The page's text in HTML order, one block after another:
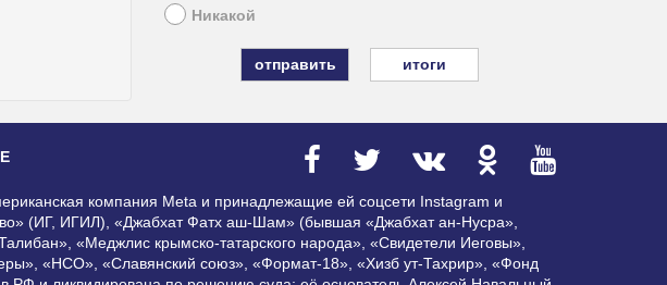
Никакой
итоги
компания Meta и принадлежащие ей соцсети Instagram и
(ИГ, ИГИЛ), «Джабхат Фатх аш-Шам» (бывшая «Джабхат ан-Нусра»,
«Меджлис крымско-татарского народа», «Свидетели Иеговы»,
«НСО», «Славянский союз», «Формат-18», «Хизб ут-Тахрир», «Фонд